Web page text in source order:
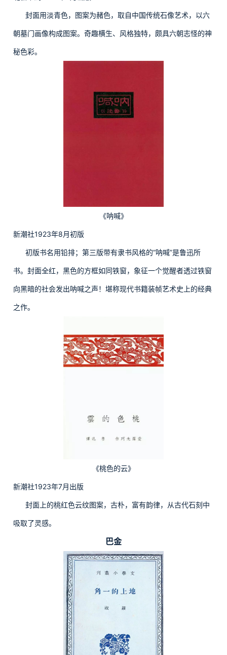
封面用淡青色，图案为赭色，取自中国传统石像艺术，以六
朝墓门画像构成图案。奇趣横生、风格独特，颇具六朝志怪的神
秘色彩。
《呐喊》
新潮社1923年8月初版
初版书名用铅排；第三版带有隶书风格的“呐喊”是鲁迅所
书。封面全红，黑色的方框如同铁窗，象征一个觉醒者透过铁窗
向黑暗的社会发出呐喊之声！堪称现代书籍装帧艺术史上的经典
之作。
《桃色的云》
新潮社1923年7月出版
封面上的桃红色云纹图案，古朴，富有韵律，从古代石刻中
吸取了灵感。
巴金